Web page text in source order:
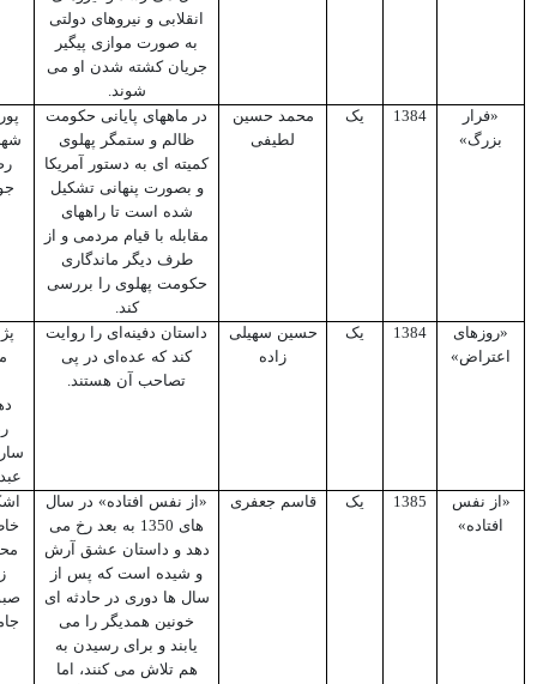
انقلابی و نیروهای دولتی
به صورت موازی پیگیر
جریان کشته شدن او می
شوند.
«فرار
بزرگ»
1384 یک
محمد حسین
لطیفی
در ماههای پایانی حکومت
ظالم و ستمگر پهلوی
کمیته ای به دستور آمریکا
و بصورت پنهانی تشکیل
شده است تا راههای
مقابله با قیام مردمی و از
طرف دیگر ماندگاری
حکومت پهلوی را بررسی
کند.
«روزهای
اعتراض»
1384 یک
حسین سهیلی
زاده
داستان دفینه‌ای را روایت
کند که عده‌ای در پی
تصاحب آن هستند.
«از نفس
افتاده»
1385 یک قاسم جعفری
«از نفس افتاده» در سال
های 1350 به بعد رخ می
دهد و داستان عشق آرش
و شیده است که پس از
سال ها دوری در حادثه ای
خونین همدیگر را می
یابند و برای رسیدن به
هم تلاش می کنند، اما